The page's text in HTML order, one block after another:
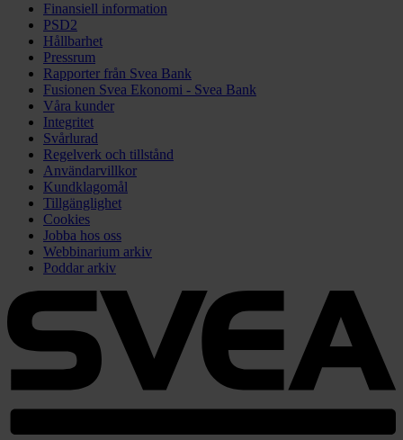
Finansiell information
PSD2
Hållbarhet
Pressrum
Rapporter från Svea Bank
Fusionen Svea Ekonomi - Svea Bank
Våra kunder
Integritet
Svårlurad
Regelverk och tillstånd
Användarvillkor
Kundklagomål
Tillgänglighet
Cookies
Jobba hos oss
Webbinarium arkiv
Poddar arkiv